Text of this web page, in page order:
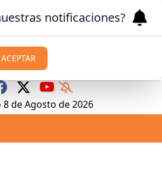
8deAgosto de 2026
notificaciones?
ACEPTAR